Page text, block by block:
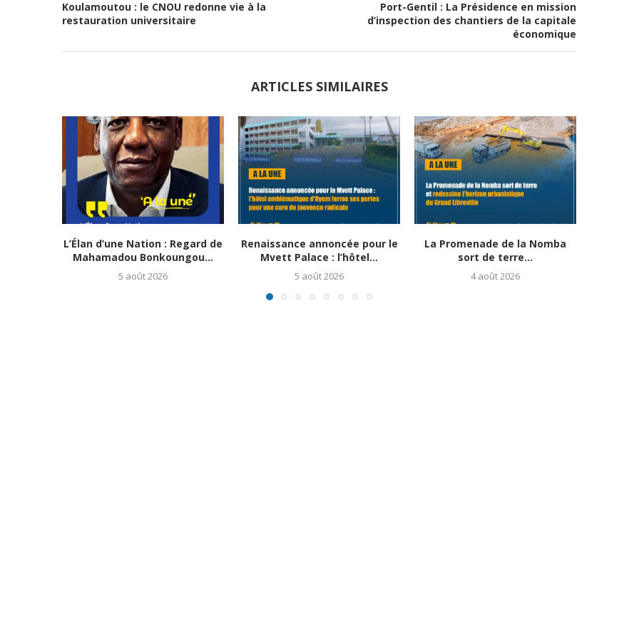
Koulamoutou : le CNOU redonne vie à la
restauration universitaire
Port-Gentil : La Présidence en mission
d’inspection des chantiers de la capitale
économique
ARTICLES SIMILAIRES
L’Élan d’une Nation : Regard de
Mahamadou Bonkoungou...
5 août 2026
Renaissance annoncée pour le
Mvett Palace : l’hôtel...
5 août 2026
La Promenade de la Nomba
sort de terre...
4 août 2026
les